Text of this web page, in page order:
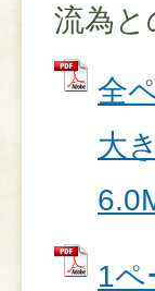
流為と
全
大
1ペ